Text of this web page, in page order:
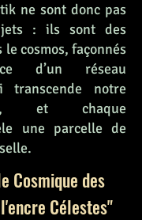
ne sont donc pas
: ils sont des
le cosmos, façonnés
d’un réseau
transcende notre
et chaque
une parcelle de
Cosmique des
Célestes"